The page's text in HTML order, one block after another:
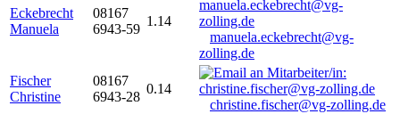
Eckebrecht
Manuela
08167
6943-59
1.14
manuela.eckebrecht@vg-
zolling.de
Fischer
Christine
08167
6943-28
0.14
christine.fischer@vg-zolling.de